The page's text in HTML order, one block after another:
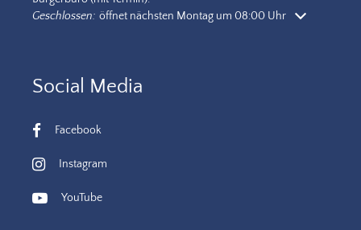
Klicken, um weitere Öffnungs- oder Schließzeiten auszublenden
Geschlossen: öffnet nächsten Montag um 08:00 Uhr
Social Media
Facebook
Instagram
YouTube